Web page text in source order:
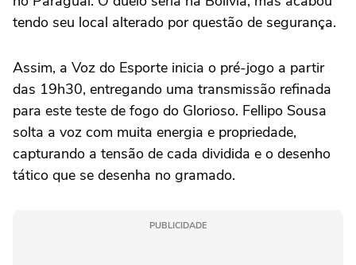
tendo seu local alterado por questão de segurança.
Assim, a Voz do Esporte inicia o pré-jogo a partir
das 19h30, entregando uma transmissão refinada
para este teste de fogo do Glorioso. Fellipo Sousa
solta a voz com muita energia e propriedade,
capturando a tensão de cada dividida e o desenho
tático que se desenha no gramado.
PUBLICIDADE